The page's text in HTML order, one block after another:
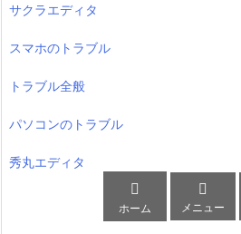
サクラエディタ
スマホのトラブル
トラブル全般
パソコンのトラブル
秀丸エディタ

ホーム

メニュー